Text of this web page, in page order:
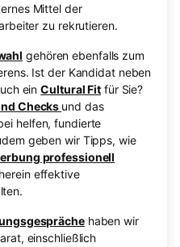
Mittel der
zu rekrutieren.
gehören ebenfalls zum
Ist der Kandidat neben
einCultural Fit für Sie?
Checks und das
helfen, fundierte
geben wir Tipps, wie
professionell
effektive
haben wir
einschließlich